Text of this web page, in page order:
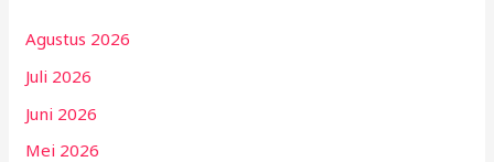
Agustus 2026
Juli 2026
Juni 2026
Mei 2026